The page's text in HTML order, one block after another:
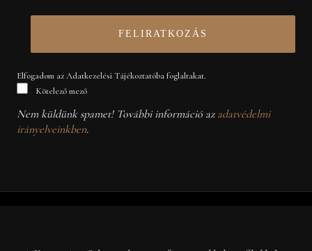
Elfogadom az Adatkezelési Tájékoztatóba foglaltakat.
Kötelező mező
Nem küldünk spamet! További információ az adatvédelmi
irányelveinkben.